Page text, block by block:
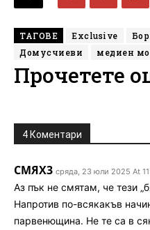
ТАГОВЕ Exclusive
Домусчиеви
медиен
Прочетете
4 Коментари
СМЯХ3 сряда, 23 юли 2025 At
Аз пък не смятам, че тези
Напротив по-всякакъв
парвенющина. Не те са в